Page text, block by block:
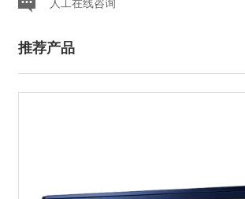
人工在线咨询
推荐产品